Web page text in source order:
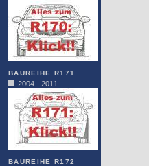
BAUREIHE R171
2004 - 2011
BAUREIHE R172